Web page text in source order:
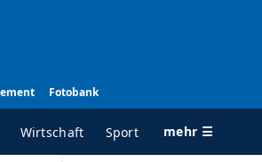
Fotobank
Wirtschaft Sport mehr ☰